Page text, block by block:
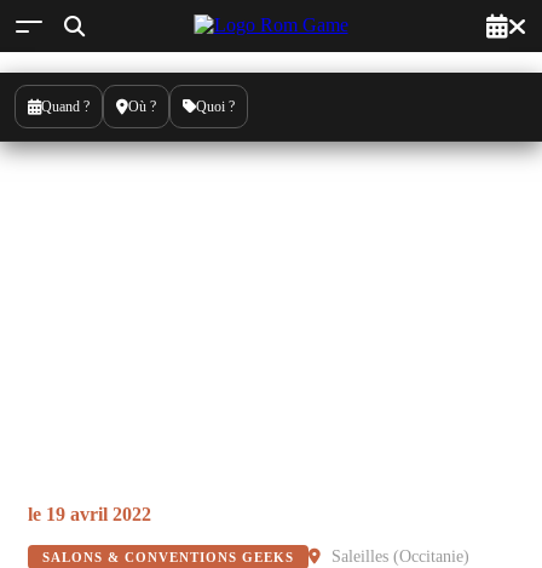
Quand ? Où ? Quoi ?
le 19 avril 2022
SALONS & CONVENTIONS GEEKS Saleilles (Occitanie)